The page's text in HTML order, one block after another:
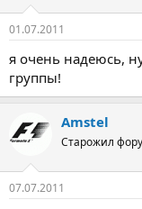
01.07.2011
я очень надеюсь,
группы!
Amstel
Старожил
07.07.2011